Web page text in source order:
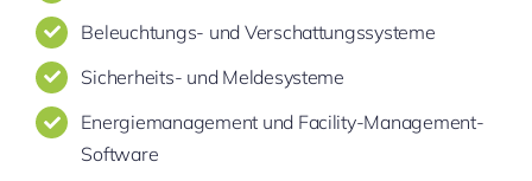
Beleuchtungs- und Verschattungssysteme
Sicherheits- und Meldesysteme
Energiemanagement und Facility-Management-
Software